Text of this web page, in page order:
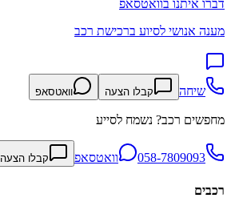
דברו איתנו בוואטסאפ
מענה אנושי לסיוע ברכישת רכב
שיחה קבלו הצעה וואטסאפ
מחפשים רכב? נשמח לסייע
058-7809093 וואטסאפ קבלו הצעה
רכבים